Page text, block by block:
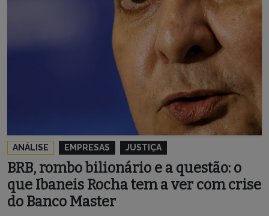
ANÁLISE EMPRESAS JUSTIÇA
BRB, rombo bilionário e a questão: o
que Ibaneis Rocha tem a ver com crise
do Banco Master